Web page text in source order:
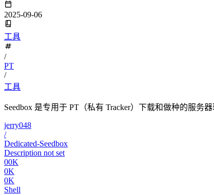
2025-09-06
工具
/
PT
/
工具
Seedbox 是专用于 PT（私有 Tracker）下载和做种的服务
jerry048
/
Dedicated-Seedbox
Description not set
00K
0K
0K
Shell